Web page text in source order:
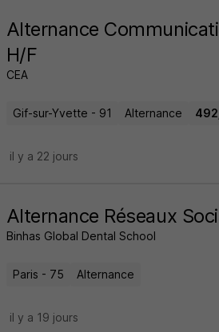
Alternance
H/F
CEA
Gif-sur-Yvette - 91 Alternance
il y a 22 jours
Alternance Réseaux
Binhas Global Dental School
Paris - 75 Alternance
il y a 19 jours